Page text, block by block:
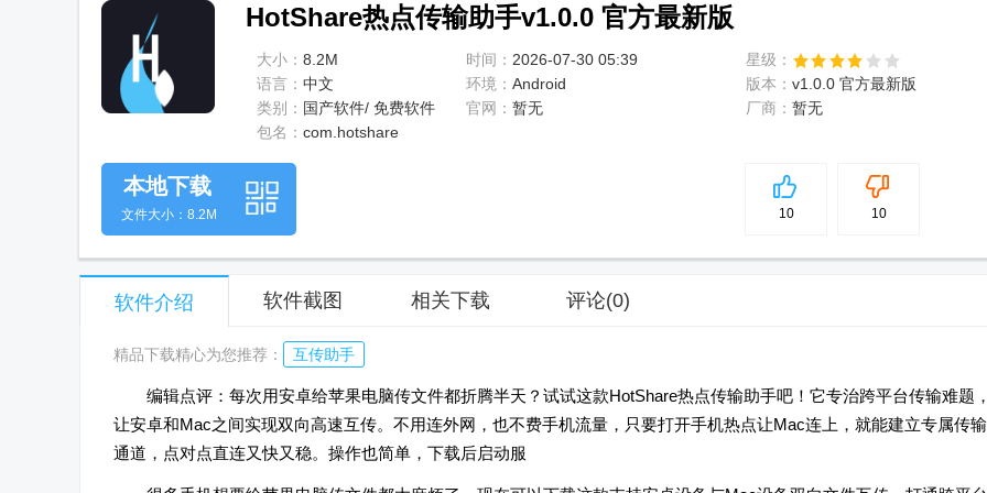
HotShare热点传输助手v1.0.0 官方最新版
大小： 8.2M 时间： 2026-07-30 05:39
星级：
语言： 中文 环境： Android 版本： v1.0.0 官方最新版
类别： 国产软件/ 免费软件 官网： 暂无 厂商： 暂无
包名： com.hotshare
5
10 10
本地下载
文件大小：8.2M
软件介绍 软件截图 相关下载 评论(0)
精品下载精心为您推荐： 互传助手
编辑点评：每次用安卓给苹果电脑传文件都折腾半天？试试这款HotShare热点传输助手吧！它专治跨平台传输难题
让安卓和Mac之间实现双向高速互传。不用连外网，也不费手机流量，只要打开手机热点让Mac连上，就能建立专属传输
通道，点对点直连又快又稳。操作也简单，下载后启动服